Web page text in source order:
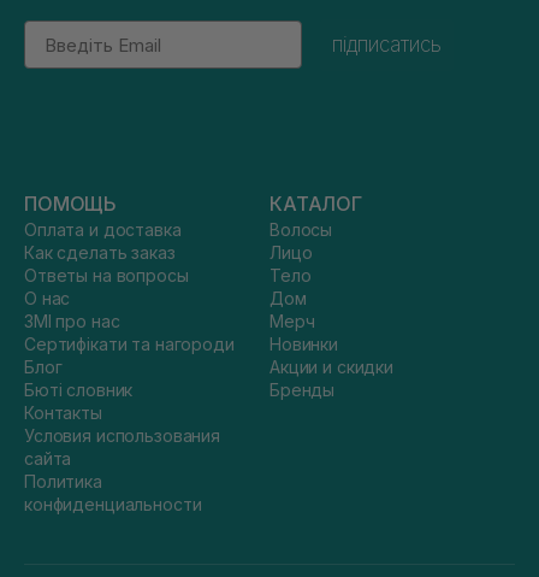
Email
підписатись
ПОМОЩЬ
Оплата и доставка
Как сделать заказ
Ответы на вопросы
О нас
ЗМІ про нас
Сертифікати та нагороди
Блог
Бюті словник
Контакты
Условия использования
сайта
Политика
конфиденциальности
КАТАЛОГ
Волосы
Лицо
Тело
Дом
Мерч
Новинки
Акции и скидки
Бренды